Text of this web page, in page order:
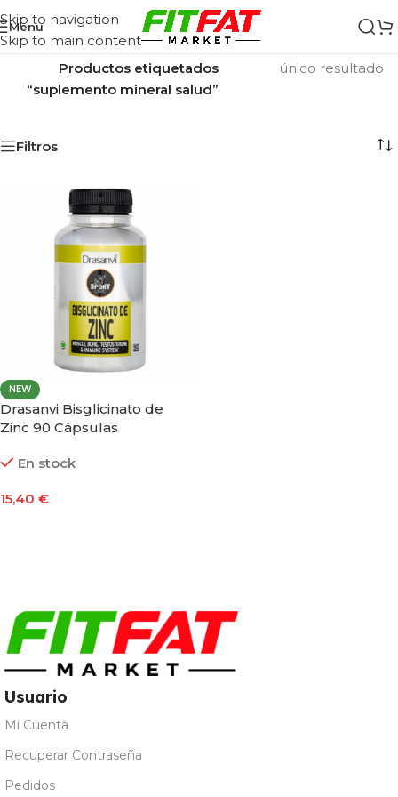
Skip to navigation
Skip to main content
Menu
Inicio/
Productos etiquetados
“suplemento mineral salud”
único resultado
Filtros
NEW
Drasanvi Bisglicinato de
Zinc 90 Cápsulas
En stock
15,40 €
Usuario
Mi Cuenta
Recuperar Contraseña
Pedidos